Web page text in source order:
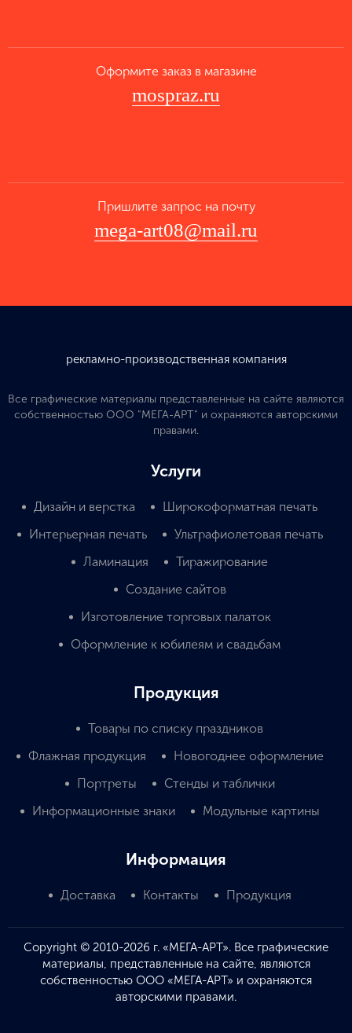
Оформите заказ в магазине
mospraz.ru
Пришлите запрос на почту
mega-art08@mail.ru
рекламно-производственная компания
Все графические материалы представленные на сайте являются
собственностью ООО "МЕГА-АРТ" и охраняются авторскими
правами.
Услуги
Дизайн и верстка
Широкоформатная печать
Интерьерная печать
Ультрафиолетовая печать
Ламинация
Тиражирование
Создание сайтов
Изготовление торговых палаток
Оформление к юбилеям и свадьбам
Продукция
Товары по списку праздников
Флажная продукция
Новогоднее оформление
Портреты
Стенды и таблички
Информационные знаки
Модульные картины
Информация
Доставка Контакты Продукция
Copyright © 2010-2026 г. «МЕГА-АРТ». Все графические
материалы, представленные на сайте, являются
собственностью ООО «МЕГА-АРТ» и охраняются
авторскими правами.